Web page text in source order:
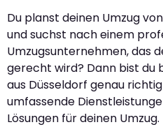
Du planst deinen Umzug
und suchst nach einem
Umzugsunternehmen, das
gerecht wird? Dann bist du
aus Düsseldorf genau
umfassende
Lösungen für deinen Umzug.